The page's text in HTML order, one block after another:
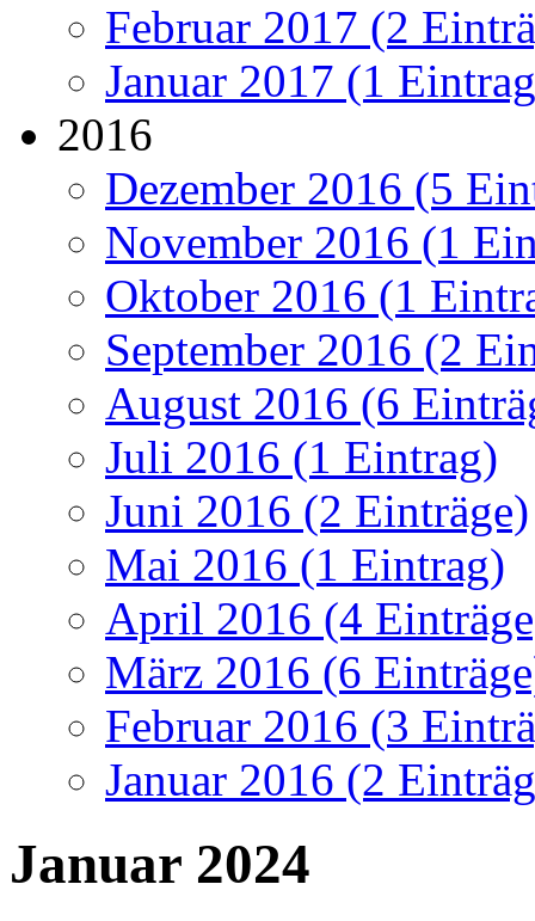
Februar 2017 (2
Januar 2017 (1
2016
Dezember 2016 (5
November 2016 (1
Oktober 2016 (1
September 2016 (2
August 2016 (6
Juli 2016 (1 Eintrag)
Juni 2016 (2 Einträge)
Mai 2016 (1 Eintrag)
April 2016 (4
März 2016 (6
Februar 2016 (3
Januar 2016 (2
Januar 2024